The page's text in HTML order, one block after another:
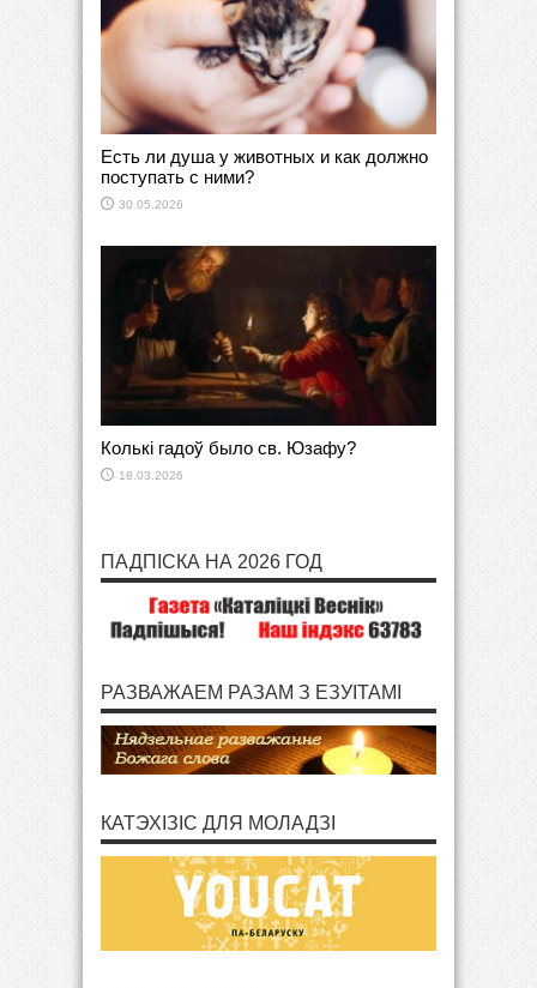
Есть ли душа у животных и как должно
поступать с ними?
30.05.2026
Колькі гадоў было св. Юзафу?
18.03.2026
ПАДПІСКА НА 2026 ГОД
РАЗВАЖАЕМ РАЗАМ З ЕЗУІТАМІ
КАТЭХІЗІС ДЛЯ МОЛАДЗІ